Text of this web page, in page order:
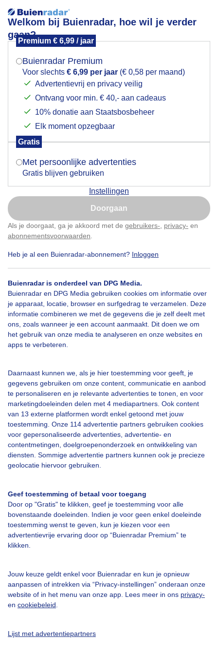
Welkom bij Buienradar, hoe wil je verder
gaan?
Premium € 6,99 / jaar
Buienradar Premium
Voor slechts € 6,99 per jaar (€ 0,58 per maand)
Advertentievrij en privacy veilig
Ontvang voor min. € 40,- aan cadeaus
10% donatie aan Staatsbosbeheer
Elk moment opzegbaar
Gratis
Met persoonlijke advertenties
Gratis blijven gebruiken
Instellingen
Doorgaan
Als je doorgaat, ga je akkoord met de gebruikers- privacy- en
abonnementsvoorwaarden
Heb je al een Buienradar-abonnement? Inloggen
Buienradar is onderdeel van DPG Media.
Buienradar en DPG Media gebruiken cookies om informatie over
je apparaat, locatie, browser en surfgedrag te verzamelen. Deze
informatie combineren we met de gegevens die je zelf deelt met
ons, zoals wanneer je een account aanmaakt. Dit doen we om
het gebruik van onze media te analyseren en onze websites en
apps te verbeteren.
Daarnaast kunnen we, als je hier toestemming voor geeft, je
gegevens gebruiken om onze content, communicatie en aanbod
te personaliseren en je relevante advertenties te tonen, en voor
marketingdoeleinden delen met 4 mediapartners. Ook content
van 13 externe platformen wordt enkel getoond met jouw
toestemming. Onze 114 advertentie partners gebruiken cookies
voor gepersonaliseerde advertenties, advertentie- en
contentmetingen, doelgroepenonderzoek en ontwikkeling van
diensten. Sommige advertentie partners kunnen ook je precieze
geolocatie hiervoor gebruiken.
Geef toestemming of betaal voor toegang
Door op "Gratis" te klikken, geef je toestemming voor alle
bovenstaande doeleinden. Indien je voor geen enkel doeleinde
toestemming wenst te geven, kun je kiezen voor een
advertentievrije ervaring door op “Buienradar Premium” te
klikken.
Jouw keuze geldt enkel voor Buienradar en kun je opnieuw
aanpassen of intrekken via “Privacy-instellingen” onderaan onze
website of in het menu van onze app. Lees meer in ons privacy-
en cookiebeleid
Lijst met advertentiepartners
Gasselternijveenschemond,W van Paick
Door: public Gemaakt: 06-06-2026, 11x bekeken
Een moment geduld aub...
Over Buienradar
Bedrijfsgegevens
Veelgestelde vragen
Contact
Gebruikersvoorwaarden
Adverteren
Buienradar Team
Privacy beleid
Privacy instellingen
Gratis weerdata
Buienradar
Mogen we je locatie gebruiken voor het
Indien je hier nog geen akkoord op hebt gegeven,
verschijnt er zo een pop-up uit je browser waarin
Is goed, toon de popup
Nu niet, misschien later
Klik hierom dit aan te passen